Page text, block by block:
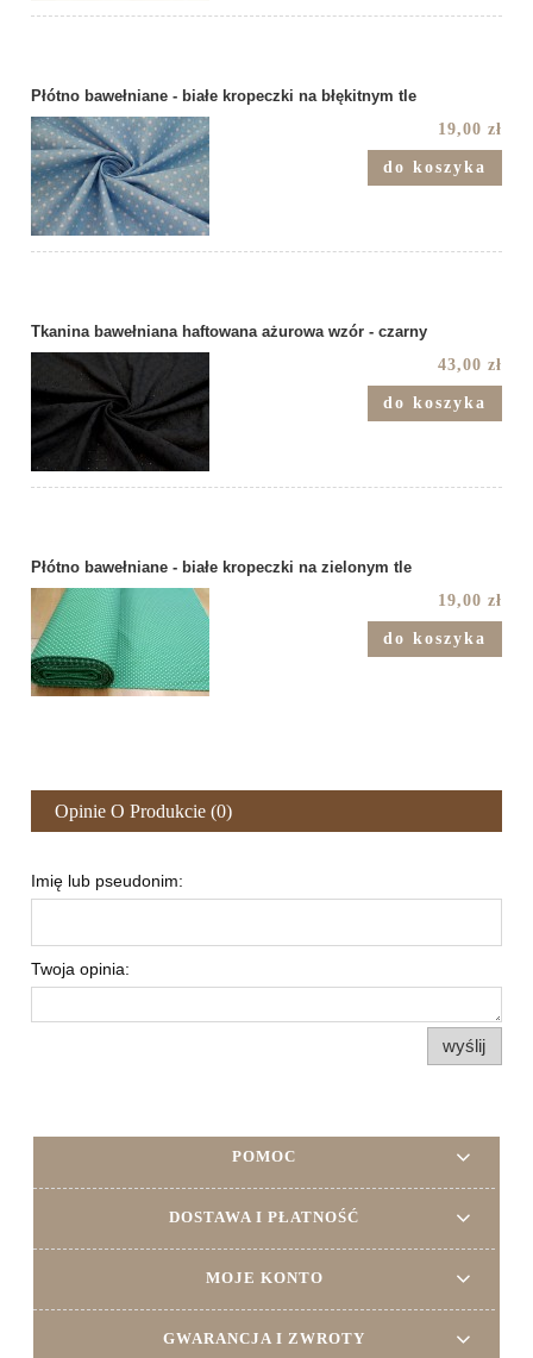
Płótno bawełniane - białe kropeczki na błękitnym tle
19,00 zł
do koszyka
Tkanina bawełniana haftowana ażurowa wzór - czarny
43,00 zł
do koszyka
Płótno bawełniane - białe kropeczki na zielonym tle
19,00 zł
do koszyka
Opinie O Produkcie (0)
Imię lub pseudonim:
Twoja opinia:
wyślij
POMOC
DOSTAWA I PŁATNOŚĆ
MOJE KONTO
GWARANCJA I ZWROTY